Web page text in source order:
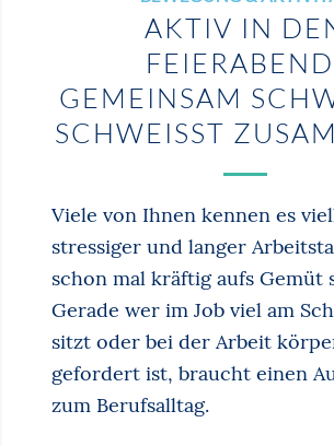
AKTIV IN
GEMEINSAM
SCHWEISST
Viele von Ihnen kennen es
stressiger und langer
schon mal kräftig aufs Gemüt
Gerade wer im Job viel am
sitzt oder bei der Arbeit
gefordert ist, braucht einen
zum Berufsalltag.